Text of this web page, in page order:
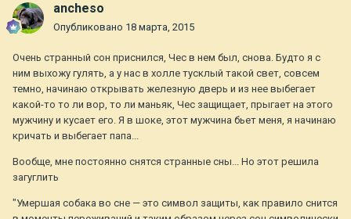
ancheso
Опубликовано 18 марта, 2015
Очень странный сон приснился, Чес в нем был, снова. Будто я с
ним выхожу гулять, а у нас в холле тусклый такой свет, совсем
темно, начинаю открывать железную дверь и из нее выбегает
какой-то то ли вор, то ли маньяк, Чес защищает, прыгает на этого
мужчину и кусает его. Я в шоке, этот мужчина бьет меня, я начинаю
кричать и выбегает папа...
Вообще, мне постоянно снятся странные сны... Но этот решила
загуглить
"Умершая собака во сне — это символ защиты, как правило снится